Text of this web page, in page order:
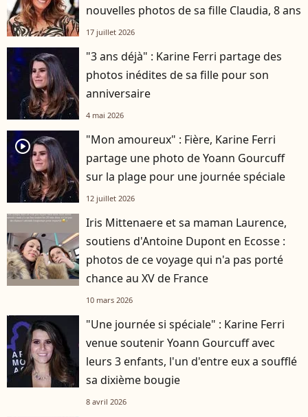
nouvelles photos de sa fille Claudia, 8 ans
17 juillet 2026
"3 ans déjà" : Karine Ferri partage des
photos inédites de sa fille pour son
anniversaire
4 mai 2026
player2
"Mon amoureux" : Fière, Karine Ferri
partage une photo de Yoann Gourcuff
sur la plage pour une journée spéciale
12 juillet 2026
Iris Mittenaere et sa maman Laurence,
soutiens d'Antoine Dupont en Ecosse :
photos de ce voyage qui n'a pas porté
chance au XV de France
10 mars 2026
"Une journée si spéciale" : Karine Ferri
venue soutenir Yoann Gourcuff avec
leurs 3 enfants, l'un d'entre eux a soufflé
sa dixième bougie
8 avril 2026